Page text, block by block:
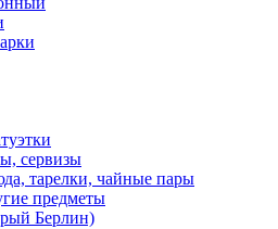
сервизы
тарелки, чайные пары
предметы
Берлин)